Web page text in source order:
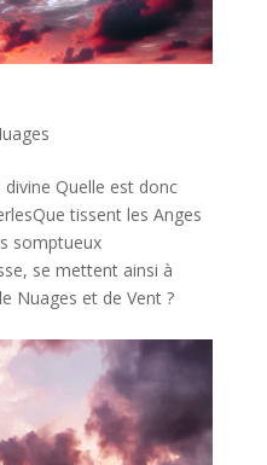
Quelle est donc
tissent les Anges
somptueux
se mettent ainsi à
Nuages et de Vent ?